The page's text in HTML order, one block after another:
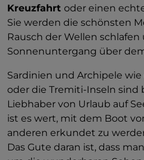
Kreuzfahrt oder einen
Sie werden die schönsten
Rausch der Wellen schlafen
Sonnenuntergang über
Sardinien und Archipele
oder die Tremiti-Inseln sind
Liebhaber von Urlaub auf
ist es wert, mit dem Boot
anderen erkundet zu
Das Gute daran ist, dass